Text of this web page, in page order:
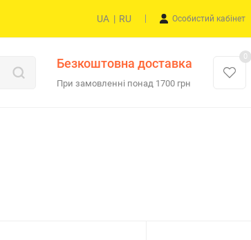
UA | RU Особистий кабінет
Безкоштовна доставка
При замовленні понад 1700 грн
0